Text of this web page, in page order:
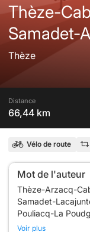
Thèze-
Samadet-
Thèze
Distance
66,44 km
Vélo de route
Mot de l'auteur
Thèze-Arzacq-
Samadet-
Pouliacq-La
Voir plus